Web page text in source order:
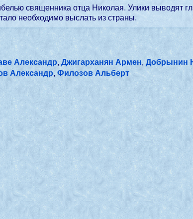
священника отца Николая. Улики выводят
необходимо выслать из страны.
Александр,Джигарханян Армен,Добрынин
Александр,Филозов Альберт